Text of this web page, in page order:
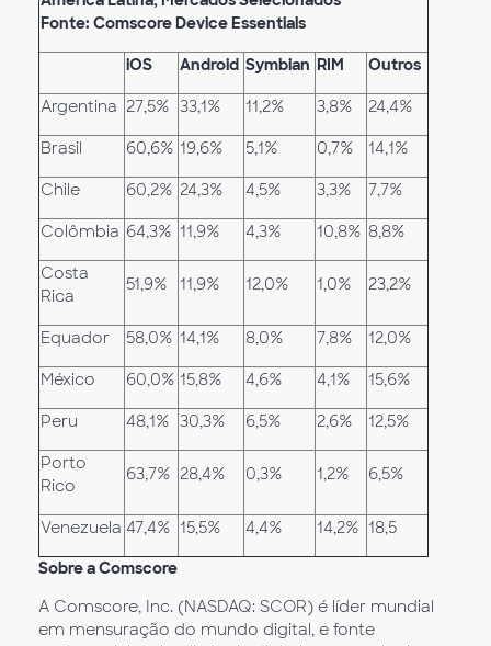
Fonte: Comscore Device Essentials
iOS Android Symbian RIM Outros
Argentina 27,5% 33,1% 11,2% 3,8% 24,4%
Brasil 60,6% 19,6% 5,1% 0,7% 14,1%
Chile 60,2% 24,3% 4,5% 3,3% 7,7%
Colômbia 64,3% 11,9% 4,3% 10,8% 8,8%
Costa
Rica
51,9% 11,9% 12,0% 1,0% 23,2%
Equador 58,0% 14,1% 8,0% 7,8% 12,0%
México 60,0% 15,8% 4,6% 4,1% 15,6%
Peru 48,1% 30,3% 6,5% 2,6% 12,5%
Porto
Rico
63,7% 28,4% 0,3% 1,2% 6,5%
Venezuela 47,4% 15,5% 4,4% 14,2% 18,5
Sobre a Comscore
A Comscore, Inc. (NASDAQ: SCOR) é líder mundial
em mensuração do mundo digital, e fonte